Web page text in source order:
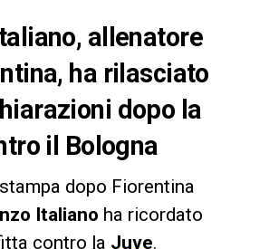
allenatore
ha rilasciato
dopo la
il Bologna
dopo Fiorentina
Italiano ha ricordato
contro la Juve.